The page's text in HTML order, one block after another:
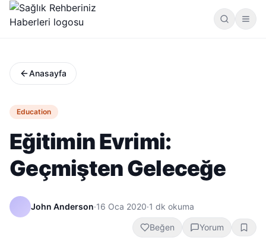
Anasayfa
Education
Eğitimin Evrimi:
Geçmişten Geleceğe
John Anderson·16 Oca 2020·1 dk okuma
Beğen Yorum